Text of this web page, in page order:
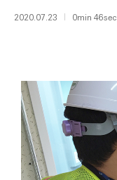
2020.07.23 0min 46sec